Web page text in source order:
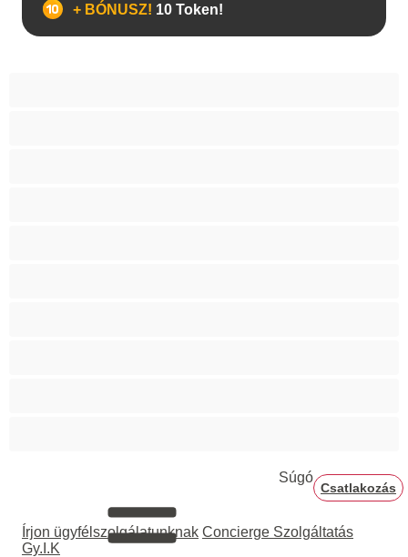
+ BÓNUSZ! 10 Token!
Súgó
Csatlakozás
Írjon ügyfélszolgálatunknak Concierge Szolgáltatás
Gy.I.K